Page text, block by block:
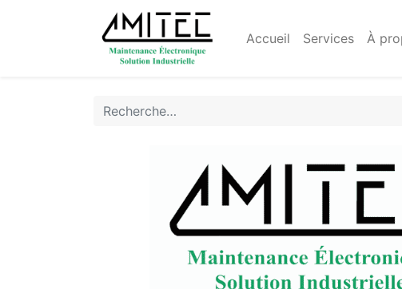
Accueil Services À